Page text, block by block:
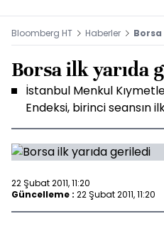
Bloomberg HT Haberler
Borsa ilk yarıda
İstanbul Menkul
Endeksi, birinci seansın
22 Şubat 2011, 11:20
Güncelleme : 22 Şubat 2011, 11:20